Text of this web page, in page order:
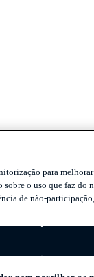
para
o uso que faz do
de não-